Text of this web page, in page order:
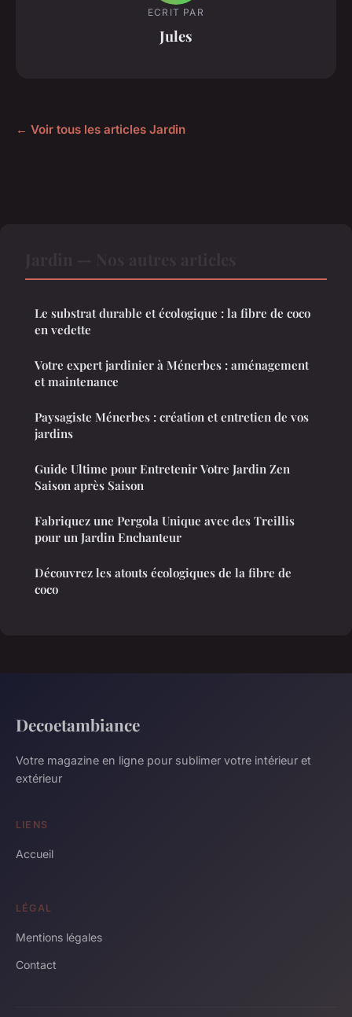
ECRIT PAR
Jules
← Voir tous les articles Jardin
Le substrat durable et écologique : la fibre de coco
en vedette
Votre expert jardinier à Ménerbes : aménagement
et maintenance
Paysagiste Ménerbes : création et entretien de vos
jardins
Guide Ultime pour Entretenir Votre Jardin Zen
Saison après Saison
Fabriquez une Pergola Unique avec des Treillis
pour un Jardin Enchanteur
Découvrez les atouts écologiques de la fibre de
coco
Decoetambiance
Votre magazine en ligne pour sublimer votre intérieur et
extérieur
LIENS
Accueil
LÉGAL
Mentions légales
Contact